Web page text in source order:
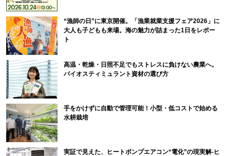
“漁師の日”に東京開催。「漁業就業支援フェア2026」に
大人も子どもも来場。海の魅力が詰まった1日をレポー
ト
高温・乾燥・日照不足でもストレスに負けない農業へ。
バイオスティミュラント資材の選び方
手をかけずに自動で管理可能！小型・低コストで始める
水耕栽培
実証で見えた、ヒートポンプエアコン“電化”の現実解-ヒ